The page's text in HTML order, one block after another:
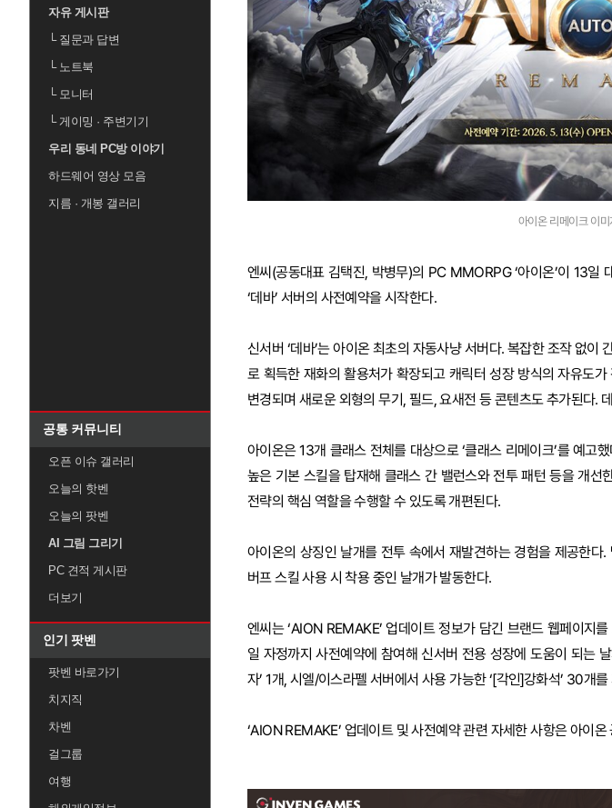
자유 게시판
└질문과 답변
└노트북
└모니터
└게이밍 · 주변기기
우리 동네 PC방 이야기
하드웨어 영상 모음
지름 · 개봉 갤러리
공통 커뮤니티
오픈 이슈 갤러리
오늘의 핫벤
오늘의 팟벤
AI 그림 그리기
PC 견적 게시판
더보기
인기 팟벤
팟벤 바로가기
치지직
차벤
걸그룹
여행
아이온 리메이크 이
엔씨(공동대표 김택진, 박병무)의 PC MMORPG ‘아이온’이 13일
‘데바’ 서버의 사전예약을 시작한다.
신서버 ‘데바’는 아이온 최초의 자동사냥 서버다. 복잡한 조작 없
로 획득한 재화의 활용처가 확장되고 캐릭터 성장 방식의 자유도
변경되며 새로운 외형의 무기, 필드, 요새전 등 콘텐츠도 추가된다.
아이온은 13개 클래스 전체를 대상으로 ‘클래스 리메이크’를 예고
높은 기본 스킬을 탑재해 클래스 간 밸런스와 전투 패턴 등을 개선
전략의 핵심 역할을 수행할 수 있도록 개편된다.
아이온의 상징인 날개를 전투 속에서 재발견하는 경험을 제공한
버프 스킬 사용 시 착용 중인 날개가 발동한다.
엔씨는 ‘AION REMAKE’ 업데이트 정보가 담긴 브랜드 웹페이지
일 자정까지 사전예약에 참여해 신서버 전용 성장에 도움이 되는
자’ 1개, 시엘/이스라펠 서버에서 사용 가능한 ‘[각인]강화석’ 30개
‘AION REMAKE’ 업데이트 및 사전예약 관련 자세한 사항은 아이